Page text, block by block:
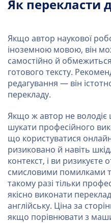
Як перекласти
Якщо автор наукової
іноземною мовою, він
самостійно й
готового тексту.
редагування — він
перекладу.
Якщо ж автор не
шукати професійного
що користуватися
ризиковано й навіть
контекст, і ви ризикуєте
смисловими помилками
такому разі тільки
якісно виконати переклад
англійську. Ціна за
якщо порівнювати з